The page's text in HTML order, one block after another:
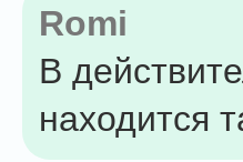
Romi
В
находится